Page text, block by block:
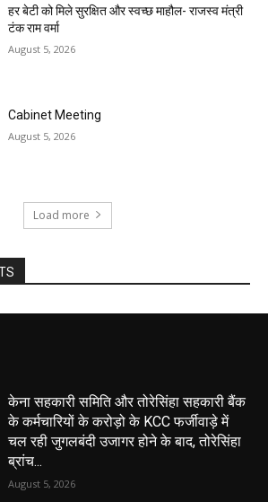
हर बेटी को मिले सुरक्षित और स्वच्छ माहौल- राजस्व मंत्री
टंक राम वर्मा
August 5, 2026
Cabinet Meeting
August 5, 2026
Load more
केना सहकारी समिति और तोरेसिंहा सहकारी बैंक
के कर्मचारियों के करोड़ो के KCC फर्जीवाड़े में
चल रही जुगलबंदी उजागर होने के बाद, तोरेसिंहा
ब्रांच...
August 5, 2026